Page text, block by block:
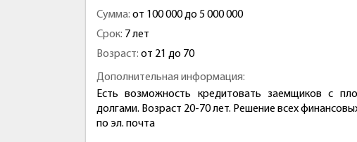
Сумма: от 100 000 до 5 000 000
Срок: 7 лет
Возраст: от 21 до 70
Дополнительная информация:
Есть возможность кредитовать заемщиков с
долгами. Возраст 20-70 лет. Решение всех
по эл. почта